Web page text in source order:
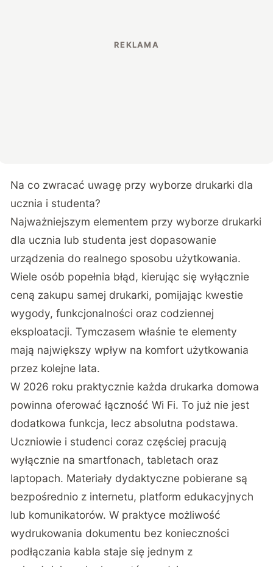
Na co zwracać uwagę przy wyborze drukarki dla
ucznia i studenta?
Najważniejszym elementem przy wyborze drukarki
dla ucznia lub studenta jest dopasowanie
urządzenia do realnego sposobu użytkowania.
Wiele osób popełnia błąd, kierując się wyłącznie
ceną zakupu samej drukarki, pomijając kwestie
wygody, funkcjonalności oraz codziennej
eksploatacji. Tymczasem właśnie te elementy
mają największy wpływ na komfort użytkowania
przez kolejne lata.
W 2026 roku praktycznie każda drukarka domowa
powinna oferować łączność Wi Fi. To już nie jest
dodatkowa funkcja, lecz absolutna podstawa.
Uczniowie i studenci coraz częściej pracują
wyłącznie na smartfonach, tabletach oraz
laptopach. Materiały dydaktyczne pobierane są
bezpośrednio z internetu, platform edukacyjnych
lub komunikatorów. W praktyce możliwość
wydrukowania dokumentu bez konieczności
podłączania kabla staje się jednym z